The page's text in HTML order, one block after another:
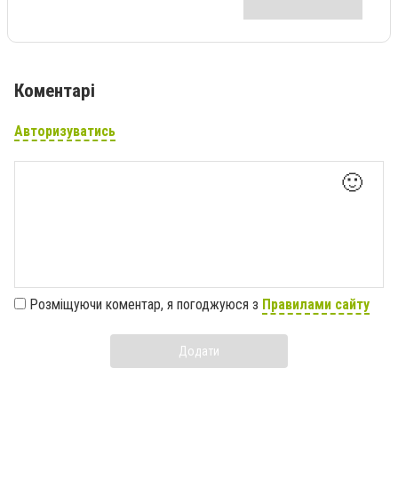
Коментарі
Авторизуватись
🙂
Розміщуючи коментар, я погоджуюся з Правилами сайту
Додати